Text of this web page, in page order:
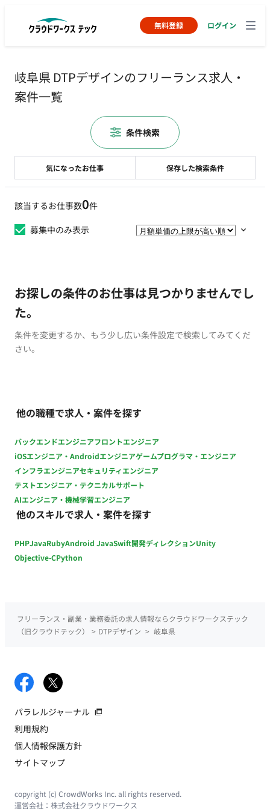
無料登録 ログイン
岐阜県 DTPデザインのフリーランス求人・
案件一覧
該当するお仕事数0件
募集中のみ表示
お探しの条件のお仕事は見つかりませんでし
た。
条件を変更するか、もう少し広い条件設定で検索してみてくだ
さい。
他の職種で求人・案件を探す
バックエンドエンジニアフロントエンジニア
iOSエンジニア・Androidエンジニアゲームプログラマ・エンジニア
インフラエンジニアセキュリティエンジニア
テストエンジニア・テクニカルサポート
AIエンジニア・機械学習エンジニア
他のスキルで求人・案件を探す
PHPJavaRubyAndroid JavaSwift開発ディレクションUnity
Objective-CPython
気になったお仕事 保存した検索条件
条件検索
フリーランス・副業・業務委託の求人情報ならクラウドワークステック
（旧クラウドテック）
> DTPデザイン > 岐阜県
パラレルジャーナル
利用規約
個人情報保護方針
サイトマップ
copyright (c) CrowdWorks Inc. all rights reserved.
運営会社： 株式会社クラウドワークス